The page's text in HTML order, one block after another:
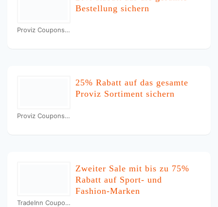
Proviz Coupons
Bestellung sichern
Proviz Coupons
25% Rabatt auf das gesamte
Proviz Sortiment sichern
TradeInn Coupons
Zweiter Sale mit bis zu 75%
Rabatt auf Sport- und
Fashion-Marken